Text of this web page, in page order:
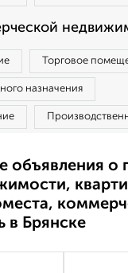
Торговое
назначения
объявления о
в Брянске